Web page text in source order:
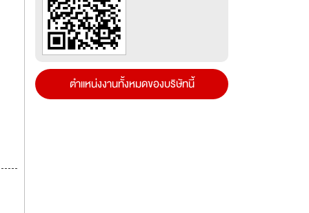
ตำแหน่งงานทั้งหมดของบริษัทนี้